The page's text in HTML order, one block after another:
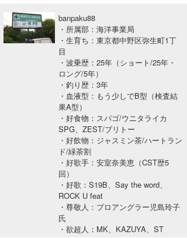
WAVE HUNTER波予想ツール
サーフィンエリアガイド
会員メニュー
今月のプレゼント
banpaku88
・所属部：海洋事業局
・生育ち：東京都中野区弥生町1丁
目
・波乗歴：25年（ショート/25年・
ロング/5年）
・釣り歴：3年
・血液型：もう少しでB型（検査結
果A型）
・好食物：スパゴ/ウニタライカ
SPG、ZEST/ブリトー
・好飲物：ジャスミン茶/ハートラン
ド/緑茶割
・好歌手：安室奈美恵（CST歴5
回）
・好歌：S19B、Say the word、
ROCK U feat
・尊敬人：プロアングラー児島玲子
氏
・欲超人：MK、KAZUYA、ST
アート＆エンタメ
コラム
ショップ情報
ショップ情報
ルール＆How to